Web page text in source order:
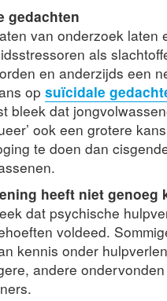
gedachten
van onderzoek
als
en anderzijds een
op suïcidale
bleek dat
ook een grotere
te doen dan
heeft niet genoeg
dat psychische
voldeed.
kennis onder
andere